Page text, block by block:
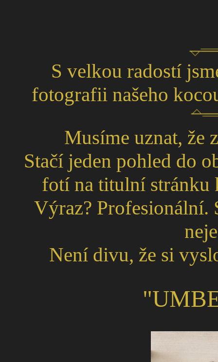
S velkou radostí
fotografii našeho
Musíme uznat, že
Stačí jeden pohled do
fotí na titulní stránku
Výraz? Profesionální.
Není divu, že si